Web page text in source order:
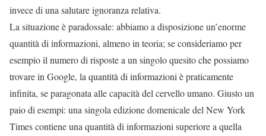
invece di una salutare ignoranza relativa.
La situazione è paradossale: abbiamo a disposizione un’enorme
quantità di informazioni, almeno in teoria; se consideriamo per
esempio il numero di risposte a un singolo quesito che possiamo
trovare in Google, la quantità di informazioni è praticamente
infinita, se paragonata alle capacità del cervello umano. Giusto un
paio di esempi: una singola edizione domenicale del New York
Times contiene una quantità di informazioni superiore a quella